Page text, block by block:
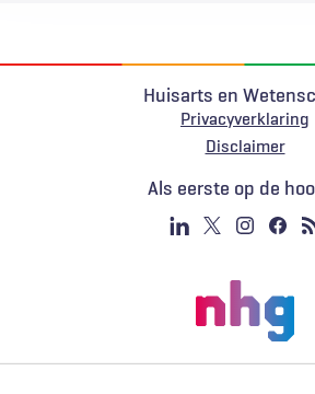
Huisarts en
Privacyverklaring
Voet
Disclaimer
Als eerste op de